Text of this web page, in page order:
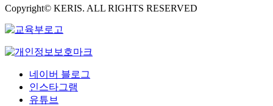
Copyright© KERIS. ALL RIGHTS RESERVED
네이버 블로그
인스타그램
유튜브